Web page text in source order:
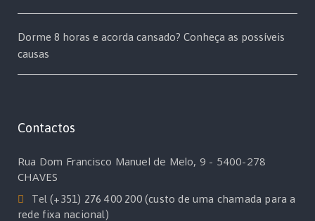
Dorme 8 horas e acorda cansado? Conheça as possíveis
causas
Contactos
Rua Dom Francisco Manuel de Melo, 9 - 5400-278
CHAVES
Tel(+351) 276 400 200 (custo de uma chamada para a
rede fixa nacional)